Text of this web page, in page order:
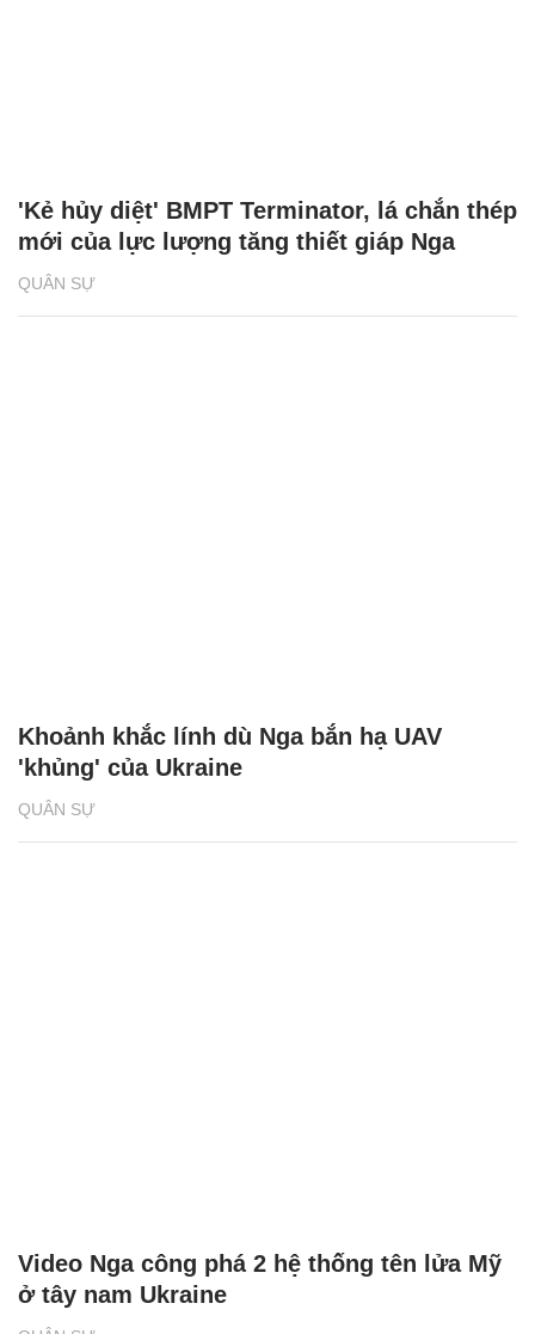
QUÂN SỰ
'Kẻ hủy diệt' BMPT Terminator, lá chắn thép
mới của lực lượng tăng thiết giáp Nga
QUÂN SỰ
Khoảnh khắc lính dù Nga bắn hạ UAV
'khủng' của Ukraine
Video Nga công phá 2 hệ thống tên lửa Mỹ
ở tây nam Ukraine